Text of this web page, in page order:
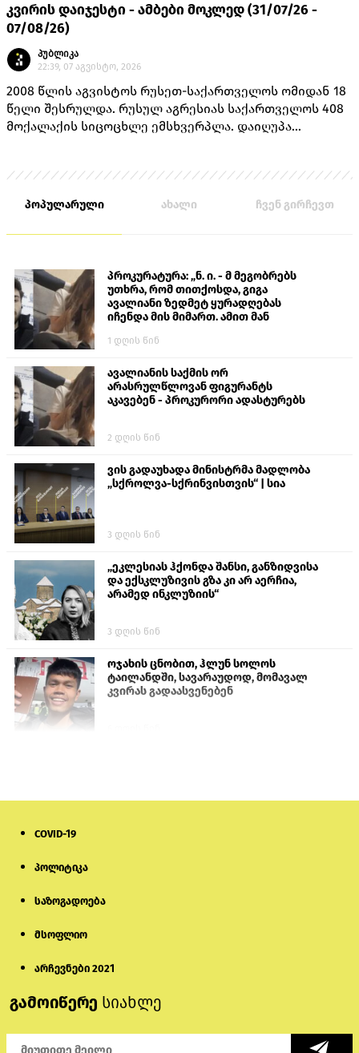
კვირის დაიჯესტი - ამბები მოკლედ (31/07/26 -
07/08/26)
პუბლიკა
22:39, 07 აგვისტო, 2026
2008 წლის აგვისტოს რუსეთ-საქართველოს ომიდან 18
წელი შესრულდა. რუსულ აგრესიას საქართველოს 408
მოქალაქის სიცოცხლე ემსხვერპლა. დაიღუპა
მშვიდობიანი მცხოვრები.
პოპულარული ახალი ჩვენ გირჩევთ
პროკურატურა: „ნ. ი. - მ მეგობრებს
უთხრა, რომ თითქოსდა, გიგა
ავალიანი ზედმეტ ყურადღებას
იჩენდა მის მიმართ. ამით მან
თავს დასხმოდა გიგა ავალიანს“
1 დღის წინ
ავალიანის საქმის ორ
არასრულწლოვან ფიგურანტს
აკავებენ - პროკურორი ადასტურებს
2 დღის წინ
ვის გადაუხადა მინისტრმა მადლობა
„სქროლვა-სქრინვისთვის“ | სია
3 დღის წინ
„ეკლესიას ჰქონდა შანსი, განზიდვისა
და ექსკლუზივის გზა კი არ აერჩია,
არამედ ინკლუზიის“
3 დღის წინ
ოჯახის ცნობით, ჰლუნ სოლოს
ტაილანდში, სავარაუდოდ, მომავალ
კვირას გადაასვენებენ
დაიწყო
აკობიანს მოკვლით დაემუქრნენ —
COVID-19
პოლიტიკა
საზოგადოება
მსოფლიო
არჩევნები 2021
გამოიწერე სიახლე